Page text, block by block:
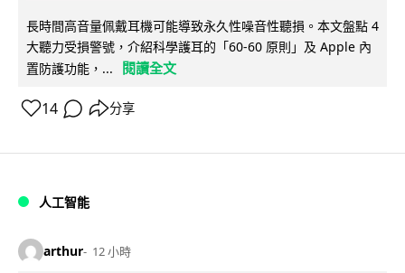
長時間高音量佩戴耳機可能導致永久性噪音性聽損。本文盤點 4
大聽力受損警號，介紹科學護耳的「60-60 原則」及 Apple 內
置防護功能，...
閱讀全文
14 分享
人工智能
arthur 12 小時